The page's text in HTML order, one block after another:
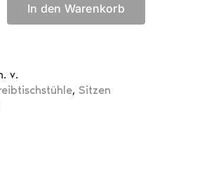
In den Warenkorb
v.
, Sitzen